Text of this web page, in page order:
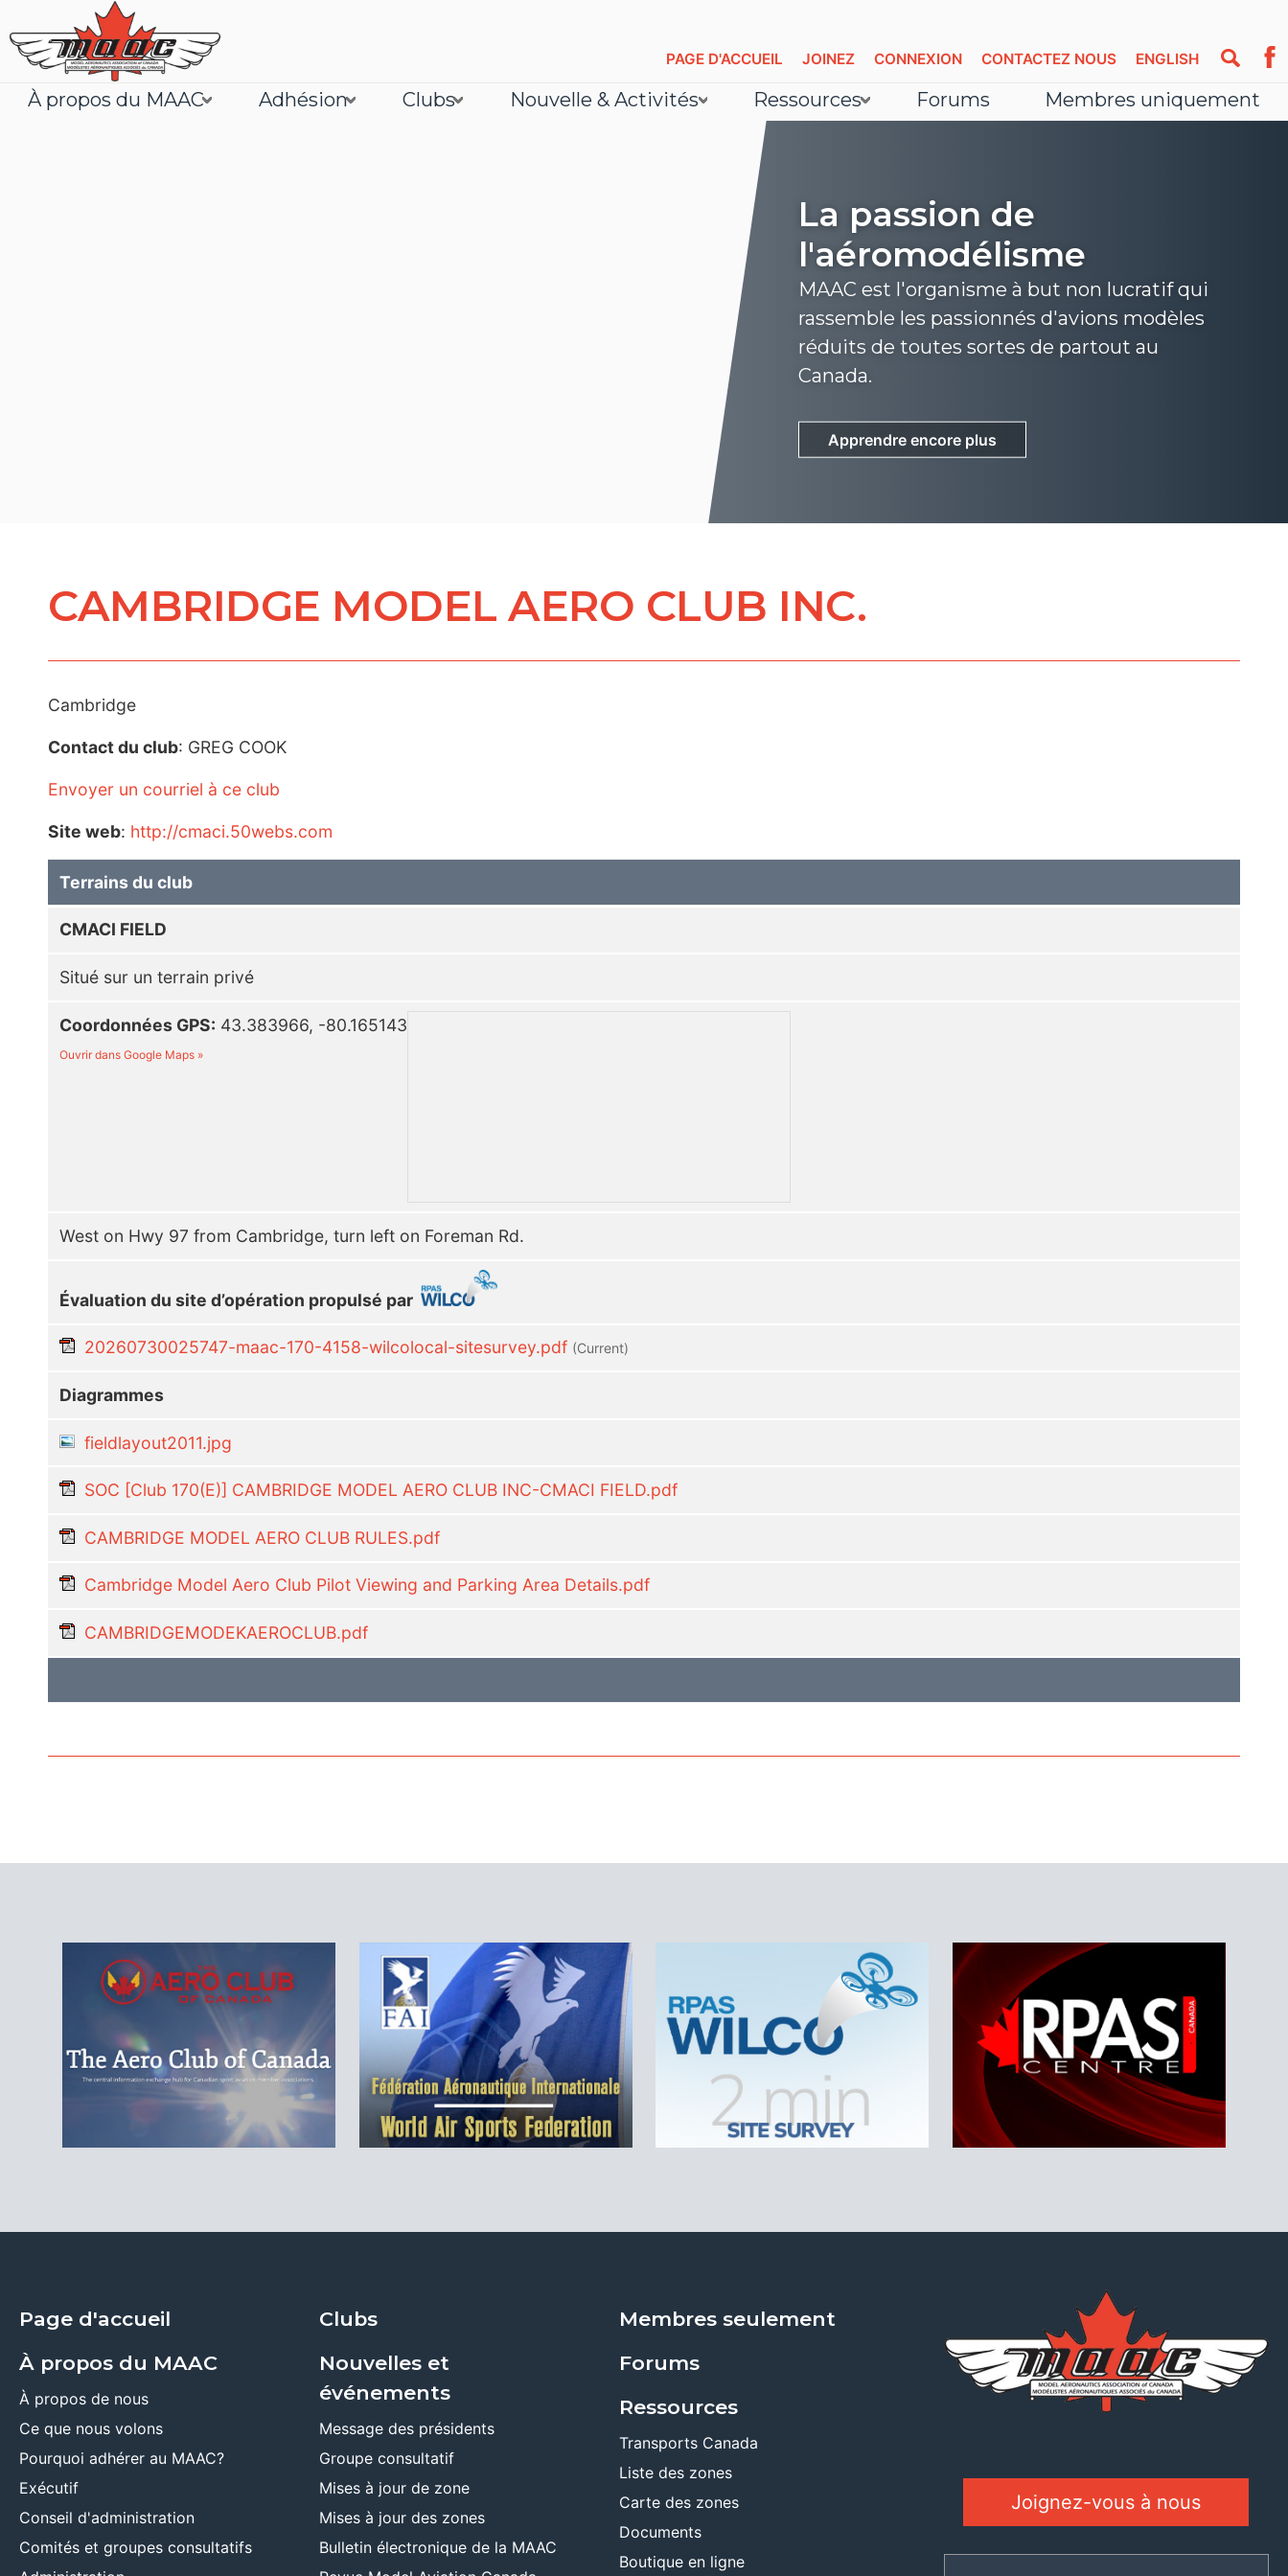
ENGLISH
CONTACTEZ NOUS
CONNEXION
JOINEZ
PAGE D'ACCUEIL
À propos du MAAC Adhésion Clubs Nouvelle & Activités Ressources Forums Membres uniquement
La passion de
l'aéromodélisme
MAAC est l'organisme à but non lucratif qui
rassemble les passionnés d'avions modèles
réduits de toutes sortes de partout au
Canada.
Apprendre encore plus
Apprendre encore plus
CAMBRIDGE MODEL AERO CLUB INC.
Cambridge
Contact du club: GREG COOK
Envoyer un courriel à ce club
Site web: http://cmaci.50webs.com
Terrains du club
CMACI FIELD
Situé sur un terrain privé
Coordonnées GPS: 43.383966, -80.165143
Ouvrir dans Google Maps »
West on Hwy 97 from Cambridge, turn left on Foreman Rd.
Évaluation du site d’opération propulsé par
20260730025747-maac-170-4158-wilcolocal-sitesurvey.pdf (current)
Diagrammes
fieldlayout2011.jpg
SOC [Club 170(E)] CAMBRIDGE MODEL AERO CLUB INC-CMACI FIELD.pdf
CAMBRIDGE MODEL AERO CLUB RULES.pdf
Cambridge Model Aero Club Pilot Viewing and Parking Area Details.pdf
CAMBRIDGEMODEKAEROCLUB.pdf
Page d'accueil
À propos du MAAC
À propos de nous
Ce que nous volons
Pourquoi adhérer au MAAC?
Exécutif
Conseil d'administration
Comités et groupes consultatifs
Clubs
Nouvelles et
événements
Message des présidents
Groupe consultatif
Mises à jour de zone
Mises à jour des zones
Bulletin électronique de la MAAC
Membres seulement
Forums
Ressources
Transports Canada
Liste des zones
Carte des zones
Documents
Boutique en ligne
Joignez-vous à nous